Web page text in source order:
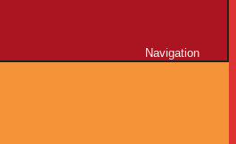
Navigation